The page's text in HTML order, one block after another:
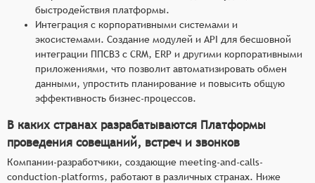
быстродействия платформы.
Интеграция с корпоративными системами и
экосистемами. Создание модулей и API для бесшовной
интеграции ППСВЗ с CRM, ERP и другими корпоративными
приложениями, что позволит автоматизировать обмен
данными, упростить планирование и повысить общую
эффективность бизнес-процессов.
В каких странах разрабатываются Платформы
проведения совещаний, встреч и звонков
Компании-разработчики, создающие meeting-and-calls-
conduction-platforms, работают в различных странах. Ниже